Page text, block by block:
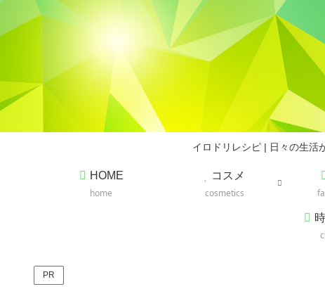
イロドリレシピ | 日々の生活
HOME
home
コスメ
cosmetics
PR